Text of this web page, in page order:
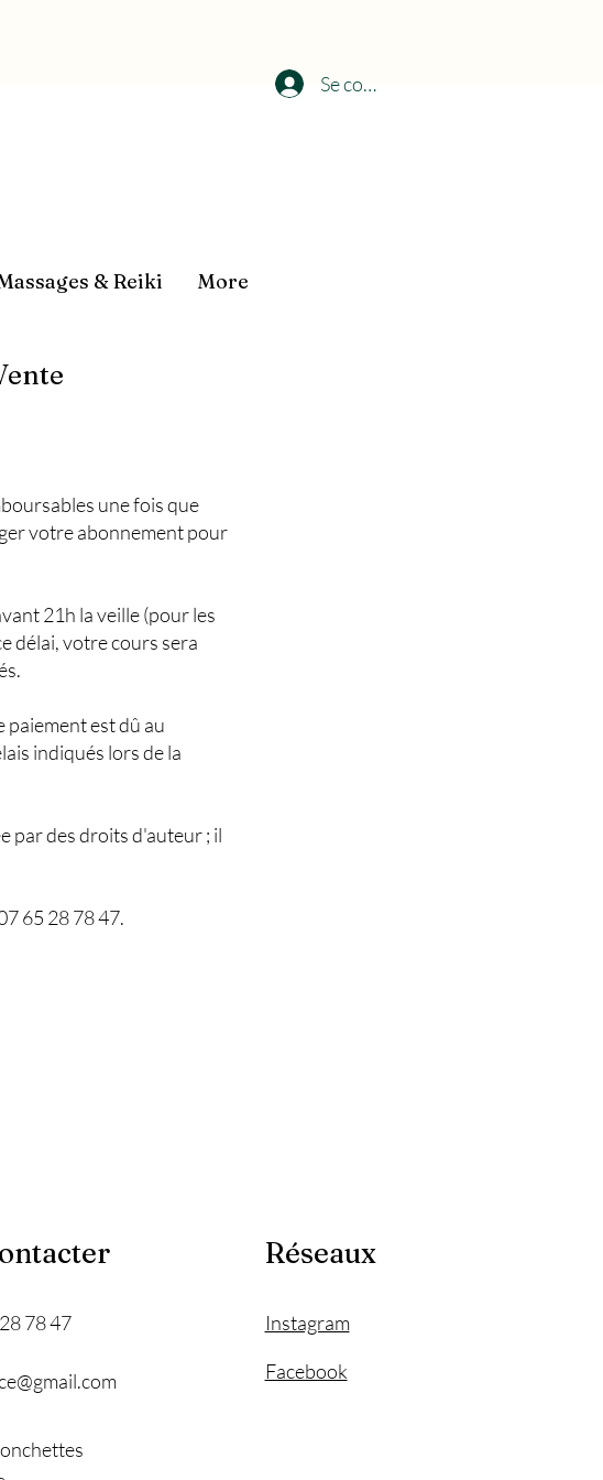
Se connecter
& Reiki More
une fois que
votre abonnement pour
21h la veille (pour les
délai, votre cours sera
est dû au
indiqués lors de la
par des droits d'auteur ; il
65 28 78 47.
78 47
Réseaux
Instagram
Facebook